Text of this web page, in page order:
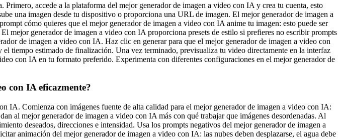
accede a la plataforma del mejor generador de imagen a video con IA y crea tu cuenta, esto
una imagen desde tu dispositivo o proporciona una URL de imagen. El mejor generador de imagen a
cómo quieres que el mejor generador de imagen a video con IA anime tu imagen: esto puede ser
mejor generador de imagen a video con IA proporciona presets de estilo si prefieres no escribir prompts
de imagen a video con IA. Haz clic en generar para que el mejor generador de imagen a video con
tiempo estimado de finalización. Una vez terminado, previsualiza tu video directamente en la interfaz
con IA en tu formato preferido. Experimenta con diferentes configuraciones en el mejor generador de
con IA eficazmente?
IA. Comienza con imágenes fuente de alta calidad para el mejor generador de imagen a video con IA:
al mejor generador de imagen a video con IA más con qué trabajar que imágenes desordenadas. Al
deseados, direcciones e intensidad. Usa los prompts negativos del mejor generador de imagen a
animación del mejor generador de imagen a video con IA: las nubes deben desplazarse, el agua debe